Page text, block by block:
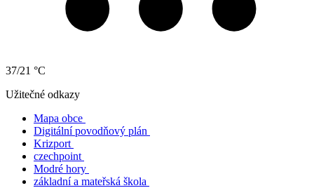
37/21 °C
Užitečné odkazy
Mapa obce
Digitální povodňový plán
Krizport
czechpoint
Modré hory
základní a mateřská škola